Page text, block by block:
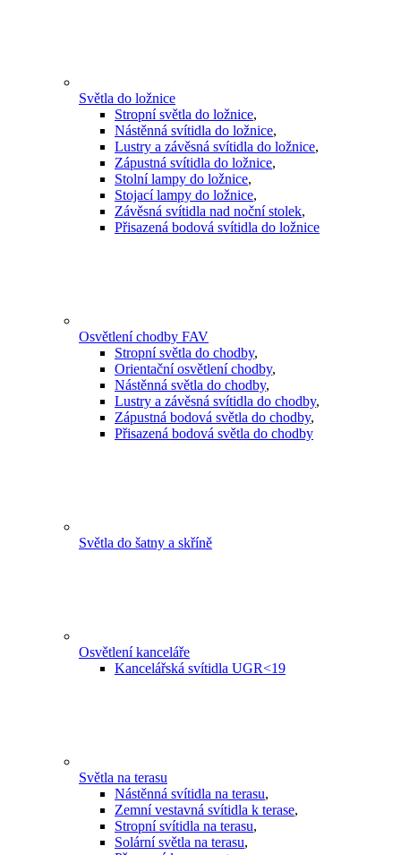
Světla do ložnice
Stropní světla do ložnice,
Nástěnná svítidla do ložnice,
Lustry a závěsná svítidla do ložnice,
Zápustná svítidla do ložnice,
Stolní lampy do ložnice,
Stojací lampy do ložnice,
Závěsná svítidla nad noční stolek,
Přisazená bodová svítidla do ložnice
Osvětlení chodby FAV
Stropní světla do chodby,
Orientační osvětlení chodby,
Nástěnná světla do chodby,
Lustry a závěsná svítidla do chodby,
Zápustná bodová světla do chodby,
Přisazená bodová světla do chodby
Světla do šatny a skříně
Osvětlení kanceláře
Kancelářská svítidla UGR<19
Světla na terasu
Nástěnná svítidla na terasu,
Zemní vestavná svítidla k terase,
Stropní svítidla na terasu,
Solární světla na terasu,